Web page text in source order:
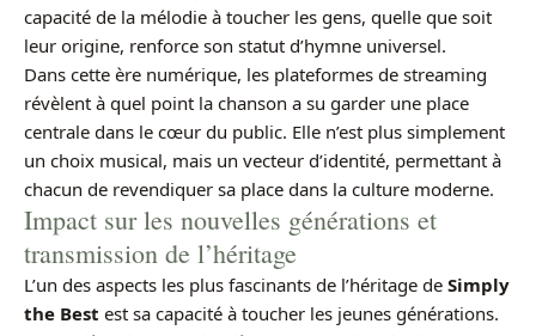
capacité de la mélodie à toucher les gens, quelle que soit
leur origine, renforce son statut d’hymne universel.
Dans cette ère numérique, les plateformes de streaming
révèlent à quel point la chanson a su garder une place
centrale dans le cœur du public. Elle n’est plus simplement
un choix musical, mais un vecteur d’identité, permettant à
chacun de revendiquer sa place dans la culture moderne.
Impact sur les nouvelles générations et
transmission de l’héritage
L’un des aspects les plus fascinants de l’héritage de Simply
the Best est sa capacité à toucher les jeunes générations.